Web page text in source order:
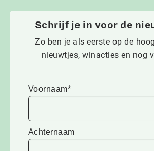
Schrijf je in voor de
Zo ben je als eerste op de
nieuwtjes, winacties en nog
Voornaam*
Achternaam